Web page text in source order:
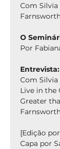
Com Silvia
O
Por
Com
Live in the
Greater
[Edição
Capa por